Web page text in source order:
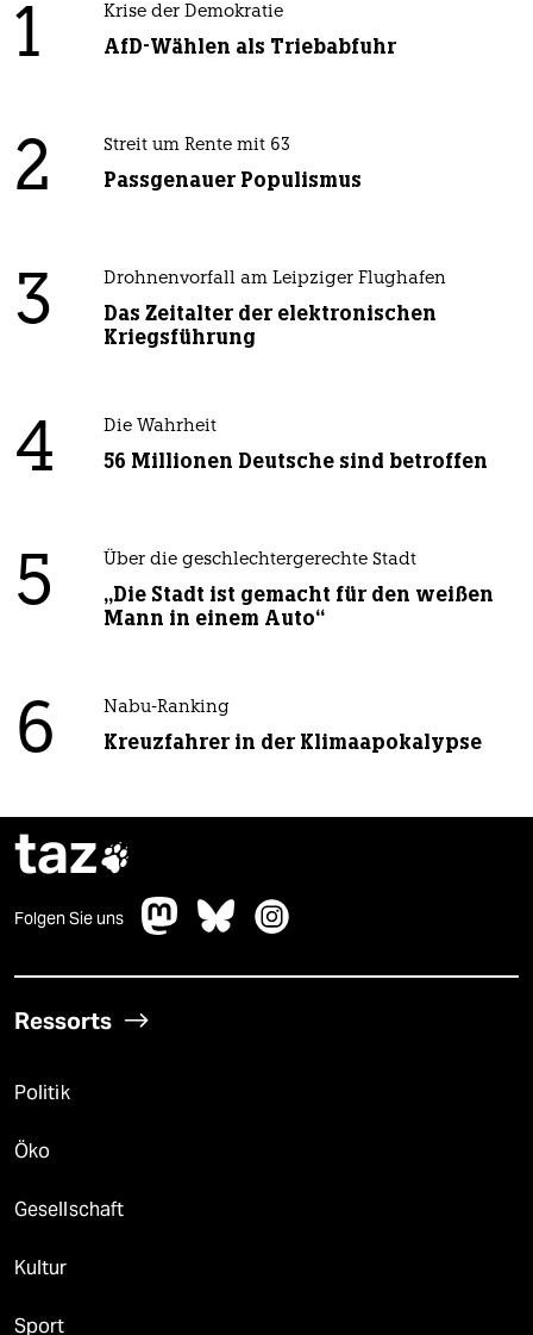
1 Krise der Demokratie
AfD-Wählen als Triebabfuhr
2 Streit um Rente mit 63
Passgenauer Populismus
3 Drohnenvorfall am Leipziger Flughafen
Das Zeitalter der elektronischen
Kriegsführung
4 Die Wahrheit
56 Millionen Deutsche sind betroffen
5 Über die geschlechtergerechte Stadt
„Die Stadt ist gemacht für den weißen
Mann in einem Auto“
6 Nabu-Ranking
Kreuzfahrer in der Klimaapokalypse
taz
Folgen Sie uns
Ressorts
Politik
Öko
Gesellschaft
Kultur
Sport